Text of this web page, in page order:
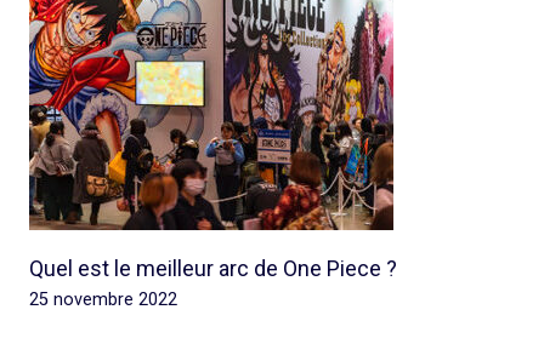
Quel est le meilleur arc de One Piece ?
25 novembre 2022